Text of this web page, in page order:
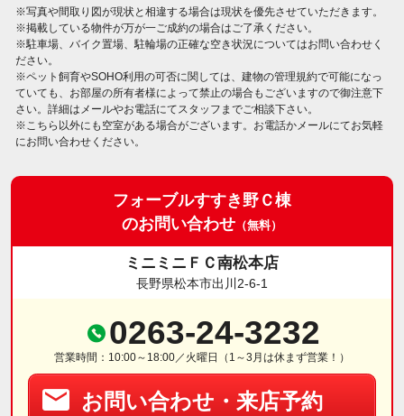
※写真や間取り図が現状と相違する場合は現状を優先させていただきます。
※掲載している物件が万が一ご成約の場合はご了承ください。
※駐車場、バイク置場、駐輪場の正確な空き状況についてはお問い合わせく
ださい。
※ペット飼育やSOHO利用の可否に関しては、建物の管理規約で可能になっ
ていても、お部屋の所有者様によって禁止の場合もございますので御注意下
さい。詳細はメールやお電話にてスタッフまでご相談下さい。
※こちら以外にも空室がある場合がございます。お電話かメールにてお気軽
にお問い合わせください。
フォーブルすすき野Ｃ棟
のお問い合わせ （無料）
ミニミニＦＣ南松本店
長野県松本市出川2-6-1
0263-24-3232
営業時間：10:00～18:00／火曜日（1～3月は休まず営業！）
お問い合わせ・来店予約